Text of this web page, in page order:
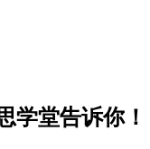
学堂告诉你！